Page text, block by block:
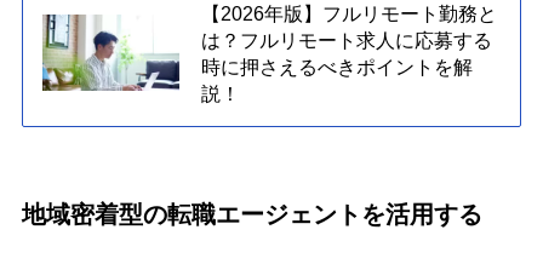
【2026年版】フルリモート勤務と
は？フルリモート求人に応募する
時に押さえるべきポイントを解
説！
地域密着型の転職エージェントを活用する